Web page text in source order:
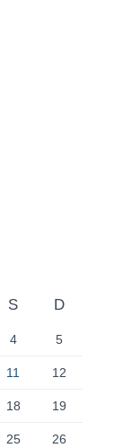
S D
4 5
11 12
18 19
25 26